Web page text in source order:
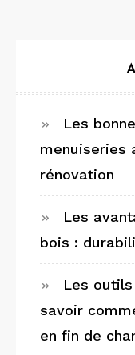
Les
menuiseries
rénovation
Les
bois :
Les
savoir
en fin de